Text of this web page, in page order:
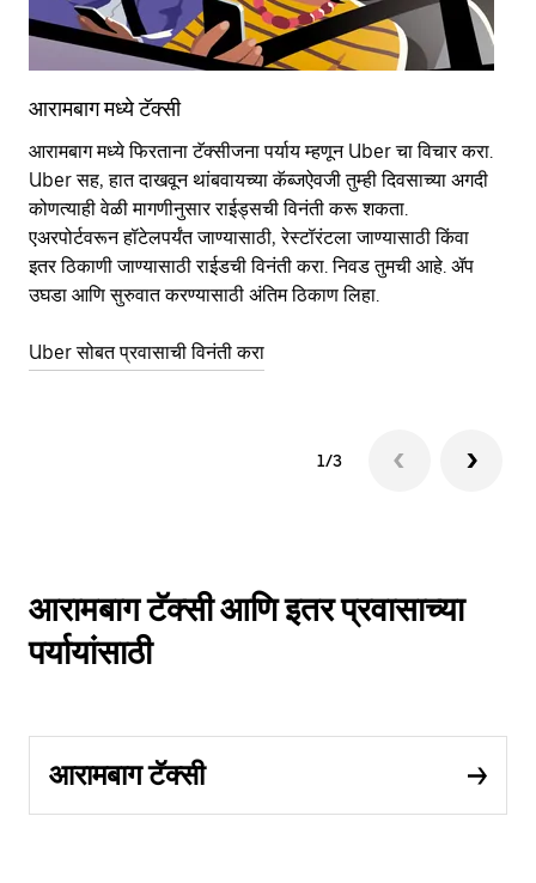
आरामबाग मध्ये टॅक्सी
आरामबाग मध्ये फिरताना टॅक्सीजना पर्याय म्हणून Uber चा विचार करा.
Uber सह, हात दाखवून थांबवायच्या कॅब्जऐवजी तुम्ही दिवसाच्या अगदी
कोणत्याही वेळी मागणीनुसार राईड्सची विनंती करू शकता.
एअरपोर्टवरून हॉटेलपर्यंत जाण्यासाठी, रेस्टॉरंटला जाण्यासाठी किंवा
इतर‍ ठिकाणी जाण्यासाठी राईडची विनंती करा. निवड तुमची आहे. ॲप
उघडा आणि सुरुवात करण्यासाठी अंतिम ठिकाण लिहा.
Uber सोबत प्रवासाची विनंती करा
1/3
आरामबाग टॅक्सी आणि इतर प्रवासाच्या
पर्यायांसाठी
आरामबाग टॅक्सी